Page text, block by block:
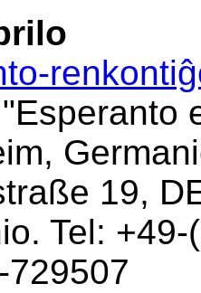
"Esperanto
19,
Tel:
729507